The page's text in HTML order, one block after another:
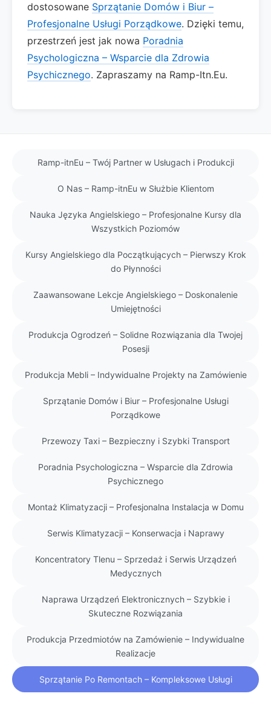
dostosowane Sprzątanie Domów i Biur –
Profesjonalne Usługi Porządkowe. Dzięki temu,
przestrzeń jest jak nowa Poradnia
Psychologiczna – Wsparcie dla Zdrowia
Psychicznego. Zapraszamy na Ramp-Itn.Eu.
Ramp-itnEu – Twój Partner w Usługach i Produkcji
O Nas – Ramp-itnEu w Służbie Klientom
Nauka Języka Angielskiego – Profesjonalne Kursy dla
Wszystkich Poziomów
Kursy Angielskiego dla Początkujących – Pierwszy Krok
do Płynności
Zaawansowane Lekcje Angielskiego – Doskonalenie
Umiejętności
Produkcja Ogrodzeń – Solidne Rozwiązania dla Twojej
Posesji
Produkcja Mebli – Indywidualne Projekty na Zamówienie
Sprzątanie Domów i Biur – Profesjonalne Usługi
Porządkowe
Przewozy Taxi – Bezpieczny i Szybki Transport
Poradnia Psychologiczna – Wsparcie dla Zdrowia
Psychicznego
Montaż Klimatyzacji – Profesjonalna Instalacja w Domu
Serwis Klimatyzacji – Konserwacja i Naprawy
Koncentratory Tlenu – Sprzedaż i Serwis Urządzeń
Medycznych
Naprawa Urządzeń Elektronicznych – Szybkie i
Skuteczne Rozwiązania
Produkcja Przedmiotów na Zamówienie – Indywidualne
Realizacje
Sprzątanie Po Remontach – Kompleksowe Usługi